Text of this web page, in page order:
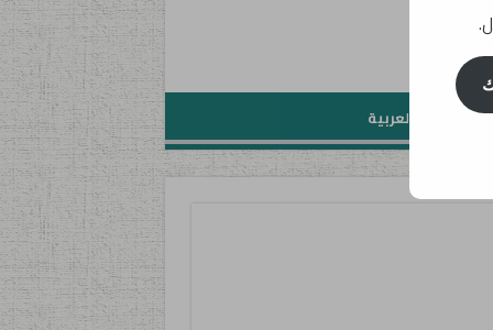
تعليم اللغة العربية